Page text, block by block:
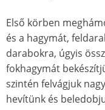
Első körben
és a hagymát,
darabokra, úgyis
fokhagymát
szintén felvágjuk
hevítünk és